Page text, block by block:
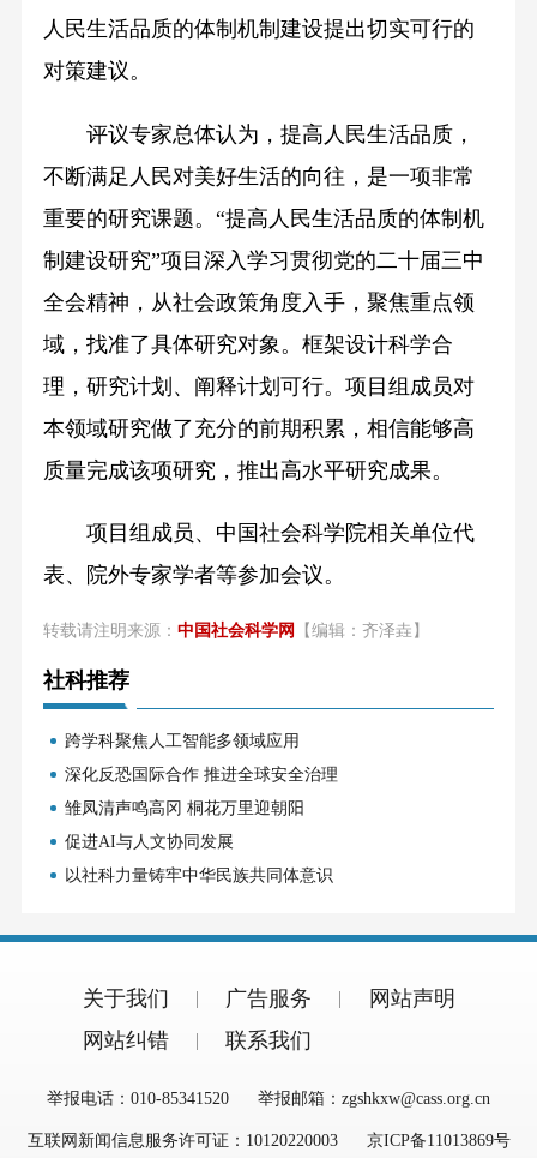
人民生活品质的体制机制建设提出切实可行的
对策建议。
评议专家总体认为，提高人民生活品质，
不断满足人民对美好生活的向往，是一项非常
重要的研究课题。“提高人民生活品质的体制机
制建设研究”项目深入学习贯彻党的二十届三中
全会精神，从社会政策角度入手，聚焦重点领
域，找准了具体研究对象。框架设计科学合
理，研究计划、阐释计划可行。项目组成员对
本领域研究做了充分的前期积累，相信能够高
质量完成该项研究，推出高水平研究成果。
项目组成员、中国社会科学院相关单位代
表、院外专家学者等参加会议。
转载请注明来源： 中国社会科学网 【编辑：齐泽垚】
社科推荐
跨学科聚焦人工智能多领域应用
深化反恐国际合作 推进全球安全治理
雏凤清声鸣高冈 桐花万里迎朝阳
促进AI与人文协同发展
以社科力量铸牢中华民族共同体意识
关于我们 广告服务
网站声明
网站纠错
联系我们
举报电话：010-85341520 举报邮箱：zgshkxw@cass.org.cn
互联网新闻信息服务许可证：10120220003 京ICP备11013869号